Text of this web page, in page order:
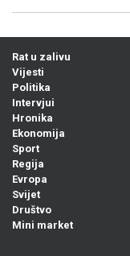
Rat u zalivu
Vijesti
Politika
Intervjui
Hronika
Ekonomija
Sport
Regija
Evropa
Svijet
Društvo
Mini market